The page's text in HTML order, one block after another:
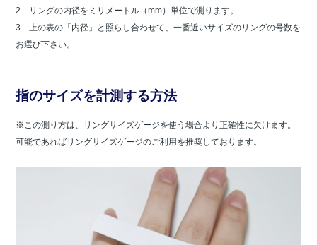
2 リングの内径をミリメートル（mm）単位で測ります。
3 上の表の「内径」と照らし合わせて、一番近いサイズのリングの号数を
お選び下さい。
指のサイズを計測する方法
※この測り方は、リングサイズゲージを使う場合より正確性に欠けます。
可能であればリングサイズゲージのご利用を推奨しております。